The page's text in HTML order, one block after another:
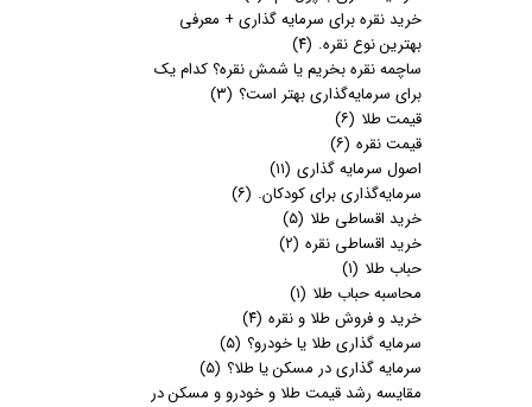
خرید نقره برای سرمایه گذاری + معرفی
بهترین نوع نقره. (۴)
ساچمه نقره بخریم یا شمش نقره؟ کدام یک
برای سرمایه‌گذاری بهتر است؟ (۳)
قیمت طلا (۶)
قیمت نقره (۶)
اصول سرمایه گذاری (۱۱)
سرمایه‌گذاری برای کودکان. (۶)
خرید اقساطی طلا (۵)
خرید اقساطی نقره (۲)
حباب طلا (۱)
محاسبه حباب طلا (۱)
خرید و فروش طلا و نقره (۴)
سرمایه گذاری طلا یا خودرو؟ (۵)
سرمایه گذاری در مسکن یا طلا؟ (۵)
مقایسه رشد قیمت طلا و خودرو و مسکن در